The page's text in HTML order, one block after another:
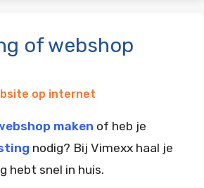
of webshop
op internet
maken of heb je
nodig? Bij Vimexx haal je
hebt snel in huis.